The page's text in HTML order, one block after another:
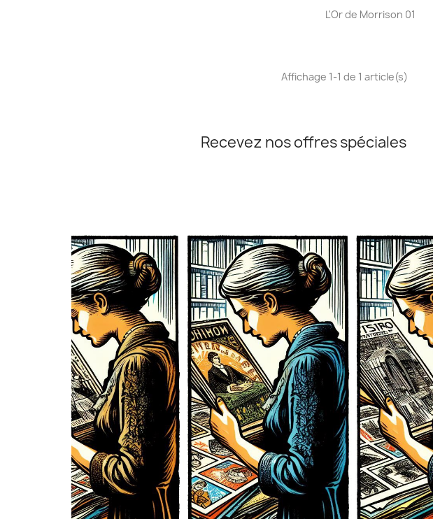
Aperçu rapide
L'Or de Morrison 01
Affichage 1-1 de 1 article(s)
Recevez nos offres spéciales